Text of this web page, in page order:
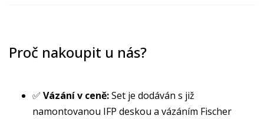
Proč nakoupit u nás?
✅ Vázání v ceně:Set je dodáván s již
namontovanou IFP deskou a vázáním Fischer